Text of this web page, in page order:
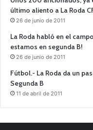
último aliento a La Roda
26 de junio de 2011
La Roda habló en el
estamos en segunda B!
26 de junio de 2011
Fútbol.- La Roda da un
Segunda B
11 de abril de 2011